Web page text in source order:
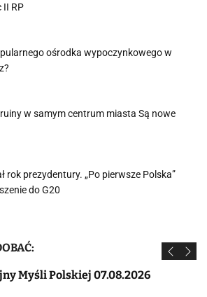
II RP
ośrodka wypoczynkowego w
w samym centrum miasta Są nowe
rok prezydentury. „Po pierwsze Polska”
do G20
Myśli Polskiej 07.08.2026